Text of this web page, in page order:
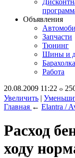
Объявления
Запчасти
Тюнинг
Шины и
Барахолка
Работа
20.08.2009 11:22
Увеличить |
Главная ← Elantra /
Расход
ходу